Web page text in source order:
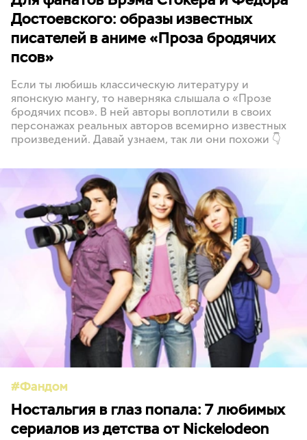
Достоевского: образы известных
писателей в аниме «Проза бродячих
псов»
Если ты любишь классическую литературу и
японскую мангу, то наверняка слышала о «Прозе
бродячих псов». В ней авторы воплотили в своих
персонажах реальных авторов всемирно известных
произведений. Давай узнаем, так ли они похожи 👇
Фандом
Ностальгия в глаз попала: 7 любимых
сериалов из детства от Nickelodeon